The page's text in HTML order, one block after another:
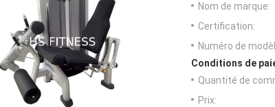
Nom de marque:
Certification:
Numéro de
Conditions de
Quantité de
Prix: